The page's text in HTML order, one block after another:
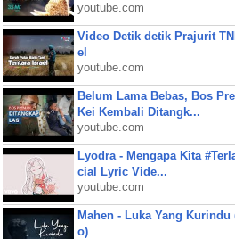
youtube.com
Video Detik detik Prajurit
el
youtube.com
Belum Lama Bebas, Bos
Kei Kembali Ditangk...
youtube.com
Lyodra - Mengapa Kita
cial Lyric Vide...
youtube.com
Mahen - Luka Yang
o)